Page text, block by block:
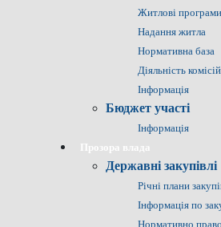
Житлові програми
Надання житла
Нормативна база
Діяльність
Інформація
Бюджет участі
Інформація
Прозора влада
Державні закупівлі
Річні плани
Інформація по
Нормативно